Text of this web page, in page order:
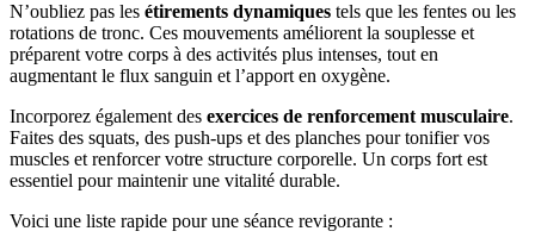
N’oubliez pas les étirements dynamiques tels que les fentes ou les
rotations de tronc. Ces mouvements améliorent la souplesse et
préparent votre corps à des activités plus intenses, tout en
augmentant le flux sanguin et l’apport en oxygène.
Incorporez également des exercices de renforcement musculaire.
Faites des squats, des push-ups et des planches pour tonifier vos
muscles et renforcer votre structure corporelle. Un corps fort est
essentiel pour maintenir une vitalité durable.
Voici une liste rapide pour une séance revigorante :